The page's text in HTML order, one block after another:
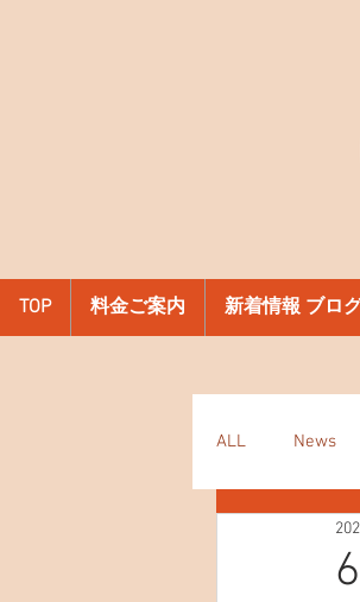
TOP 料金ご案内 新着情報 ブロ
ALL News